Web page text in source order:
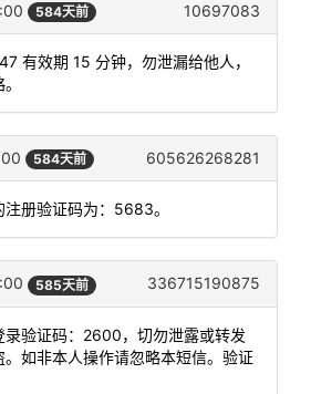
584天前 10697083
有效期 15 分钟，勿泄漏给他人，
584天前 605626268281
注册验证码为：5683。
585天前 336715190875
录验证码：2600，切勿泄露或转发
如非本人操作请忽略本短信。验证